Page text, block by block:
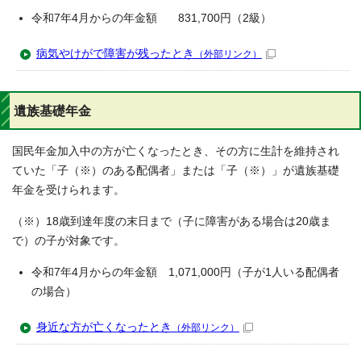
令和7年4月からの年金額 831,700円（2級）
病気やけがで障害が残ったとき （外部リンク）
遺族基礎年金
国民年金加入中の方が亡くなったとき、その方に生計を維持され
ていた「子（※）のある配偶者」または「子（※）」が遺族基礎
年金を受けられます。
（※）18歳到達年度の末日まで（子に障害がある場合は20歳ま
で）の子が対象です。
令和7年4月からの年金額 1,071,000円（子が1人いる配偶者
の場合）
身近な方が亡くなったとき （外部リンク）